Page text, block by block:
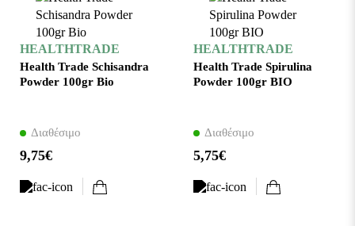
HEALTHTRADE
Health Trade Schisandra
Powder 100gr Bio
Διαθέσιμο
9,75€
HEALTHTRADE
Health Trade Spirulina
Powder 100gr ΒΙΟ
Διαθέσιμο
5,75€